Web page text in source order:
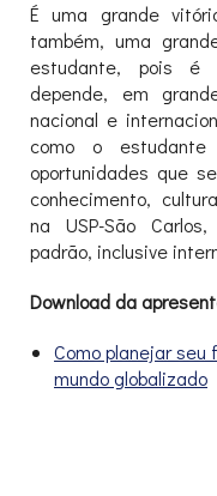
É uma grande
também, uma
estudante, pois é
depende, em
nacional e
como o estudante
oportunidades que
conhecimento,
na USP-São
padrão, inclusive
Download da
Como planejar seu
mundo globalizado